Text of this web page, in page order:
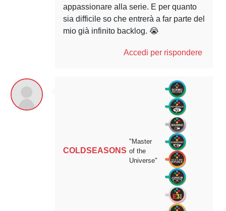
appassionare alla serie. E per quanto
sia difficile so che entrerà a far parte del
mio già infinito backlog. 😭
Accedi per rispondere
COLDSEASONS
"Master
of the
Universe"